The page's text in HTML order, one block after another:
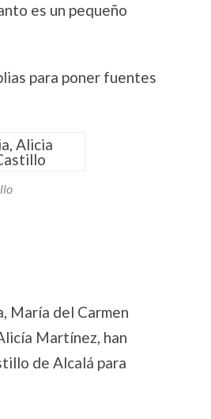
es un pequeño
para poner fuentes
María del Carmen
Martínez, han
de Alcalá para